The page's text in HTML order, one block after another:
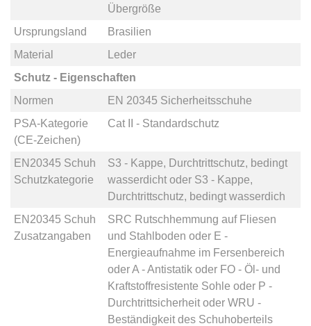
Übergröße
Ursprungsland
Brasilien
Material
Leder
Schutz - Eigenschaften
Normen
EN 20345 Sicherheitsschuhe
PSA-Kategorie
(CE-Zeichen)
Cat II - Standardschutz
EN20345 Schuh
Schutzkategorie
S3 - Kappe, Durchtrittschutz, bedingt
wasserdichtoder S3 - Kappe,
Durchtrittschutz, bedingt wasserdich
EN20345 Schuh
Zusatzangaben
SRC Rutschhemmung auf Fliesen
und Stahlboden oder E -
Energieaufnahme im Fersenbereich
oderA - Antistatikoder FO - Öl- und
Kraftstoffresistente Sohle oder P -
Durchtrittsicherheitoder WRU -
Beständigkeit des Schuhoberteils